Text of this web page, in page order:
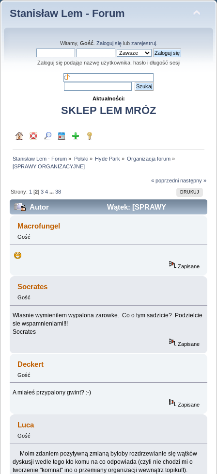
Stanisław Lem - Forum
Witamy, Gość. Zaloguj sięlub zarejestruj.
Zaloguj się podając nazwę użytkownika, hasło i długość sesji
Aktualności:
SKLEP LEM MRÓZ
Stanisław Lem - Forum » Polski» Hyde Park » Organizacja forum »
[SPRAWY ORGANIZACYJNE]
« poprzedni następny »
DRUKUJ
Strony: 1 [2]3 4 ...38
Autor
Wątek: [SPRAWY
ORGANIZACYJNE] (Przeczytany 1350718 razy)
Macrofungel
Gość
Zapisane
Socrates
Gość
Wlasnie wymienilem wypalona zarowke. Co o tym sadzicie? Podzielcie
sie wspamnieniami!!!
Socrates
Zapisane
Deckert
Gość
A miałeś przypalony gwint? :-)
Zapisane
Luca
Gość
Moim zdaniem pozytywną zmianą byłoby rozdrzewianie się wątków
dyskusji wedle tego kto komu na co odpowiada (czyli nie chodzi mi o
tworzenie "komnat" ino o przemiany organizacji wewnątrz topikuff).